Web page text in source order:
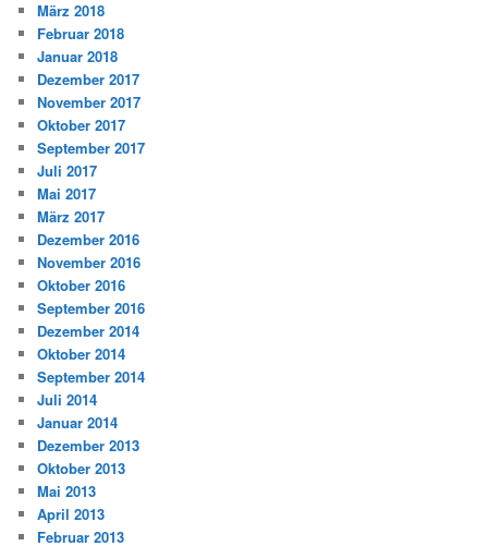
März 2018
Februar 2018
Januar 2018
Dezember 2017
November 2017
Oktober 2017
September 2017
Juli 2017
Mai 2017
März 2017
Dezember 2016
November 2016
Oktober 2016
September 2016
Dezember 2014
Oktober 2014
September 2014
Juli 2014
Januar 2014
Dezember 2013
Oktober 2013
Mai 2013
April 2013
Februar 2013